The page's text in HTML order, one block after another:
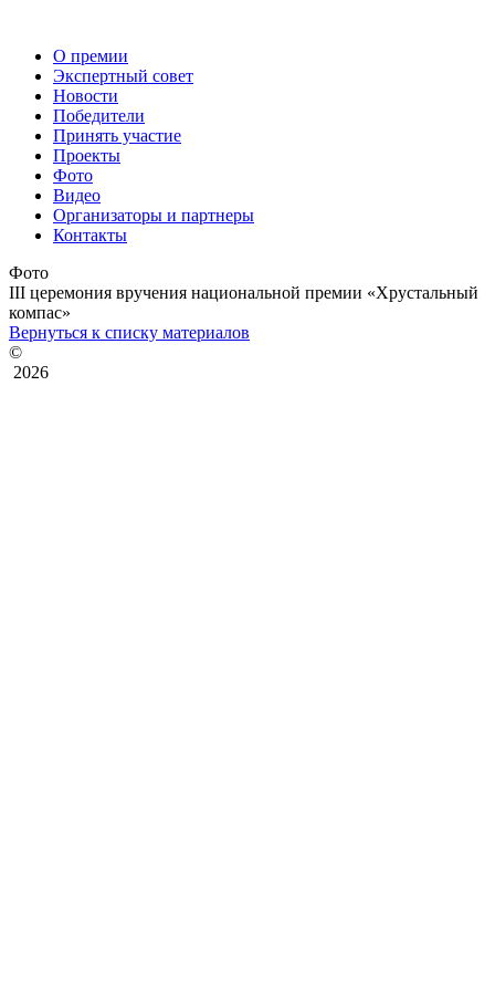
О премии
Экспертный совет
Новости
Победители
Принять участие
Проекты
Фото
Видео
Организаторы и партнеры
Контакты
Фото
III церемония вручения национальной премии «Хрустальный
компас»
Вернуться к списку материалов
©
2026